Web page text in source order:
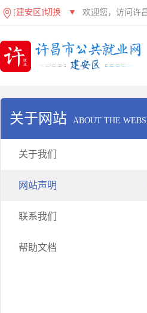
[建安区]切换 ▼ 欢迎您，访问许
关于网站 ABOUT THE
关于我们
网站声明
联系我们
帮助文档